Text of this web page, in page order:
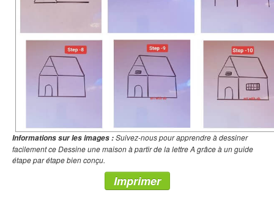
Informations sur les images :Suivez-nous pour apprendre à dessiner
facilement ce Dessine une maison à partir de la lettre A grâce à un guide
étape par étape bien conçu.
Imprimer